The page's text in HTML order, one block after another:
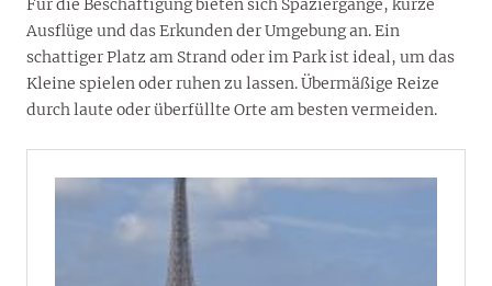
Für die Beschäftigung bieten sich Spaziergänge, kurze
Ausflüge und das Erkunden der Umgebung an. Ein
schattiger Platz am Strand oder im Park ist ideal, um das
Kleine spielen oder ruhen zu lassen. Übermäßige Reize
durch laute oder überfüllte Orte am besten vermeiden.